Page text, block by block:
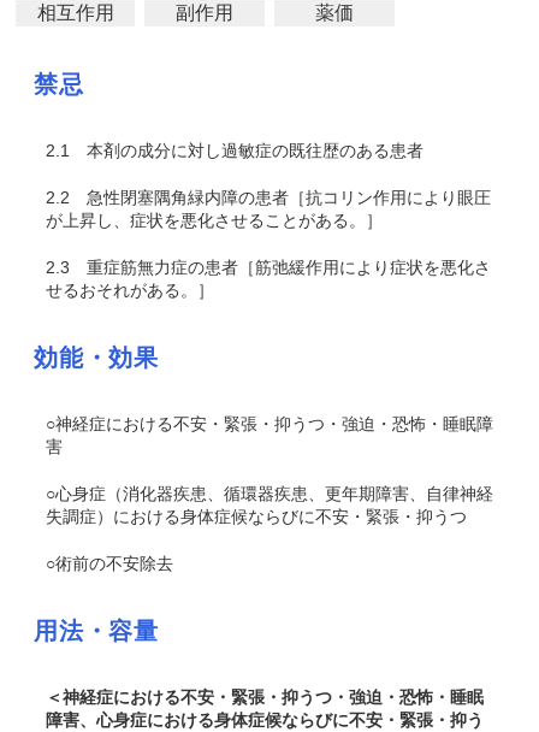
相互作用
副作用 薬価
禁忌
2.1 本剤の成分に対し過敏症の既往歴のある患者
2.2 急性閉塞隅角緑内障の患者［抗コリン作用により眼圧
が上昇し、症状を悪化させることがある。］
2.3 重症筋無力症の患者［筋弛緩作用により症状を悪化さ
せるおそれがある。］
効能・効果
○神経症における不安・緊張・抑うつ・強迫・恐怖・睡眠障
害
○心身症（消化器疾患、循環器疾患、更年期障害、自律神経
失調症）における身体症候ならびに不安・緊張・抑うつ
○術前の不安除去
用法・容量
＜神経症における不安・緊張・抑うつ・強迫・恐怖・睡眠
障害、心身症における身体症候ならびに不安・緊張・抑う